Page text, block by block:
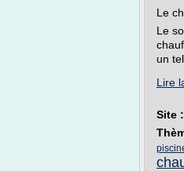
Le
Le
un
Lire
Site :